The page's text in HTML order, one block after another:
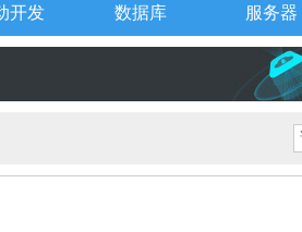
开发 数据库 服务器